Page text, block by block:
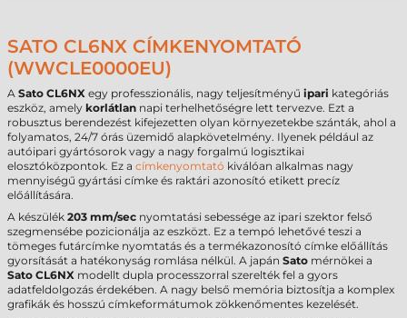
SATO CL6NX CÍMKENYOMTATÓ
(WWCLE0000EU)
A Sato CL6NX egy professzionális, nagy teljesítményű ipari kategóriás
eszköz, amely korlátlan napi terhelhetőségre lett tervezve. Ezt a
robusztus berendezést kifejezetten olyan környezetekbe szánták, ahol a
folyamatos, 24/7 órás üzemidő alapkövetelmény. Ilyenek például az
autóipari gyártósorok vagy a nagy forgalmú logisztikai
elosztóközpontok. Ez a címkenyomtató kiválóan alkalmas nagy
mennyiségű gyártási címke és raktári azonosító etikett precíz
előállítására.
A készülék 203 mm/sec nyomtatási sebessége az ipari szektor felső
szegmensébe pozicionálja az eszközt. Ez a tempó lehetővé teszi a
tömeges futárcímke nyomtatás és a termékazonosító címke előállítás
gyorsítását a hatékonyság romlása nélkül. A japán Sato mérnökei a
Sato CL6NX modellt dupla processzorral szerelték fel a gyors
adatfeldolgozás érdekében. A nagy belső memória biztosítja a komplex
grafikák és hosszú címkeformátumok zökkenőmentes kezelését.